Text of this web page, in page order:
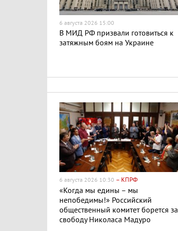
6 августа 2026 15:00
В МИД РФ призвали готовиться к
затяжным боям на Украине
6 августа 2026 10:30 – КПРФ
«Когда мы едины – мы
непобедимы!» Российский
общественный комитет борется за
свободу Николаса Мадуро